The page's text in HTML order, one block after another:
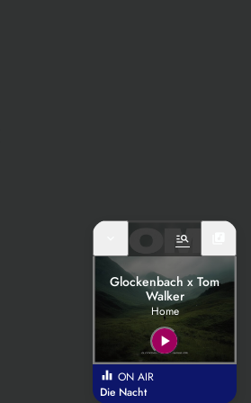
manage_search
Glockenbach x Tom
Walker
Home
play_arrow
equalizer ON AIR
Die Nacht